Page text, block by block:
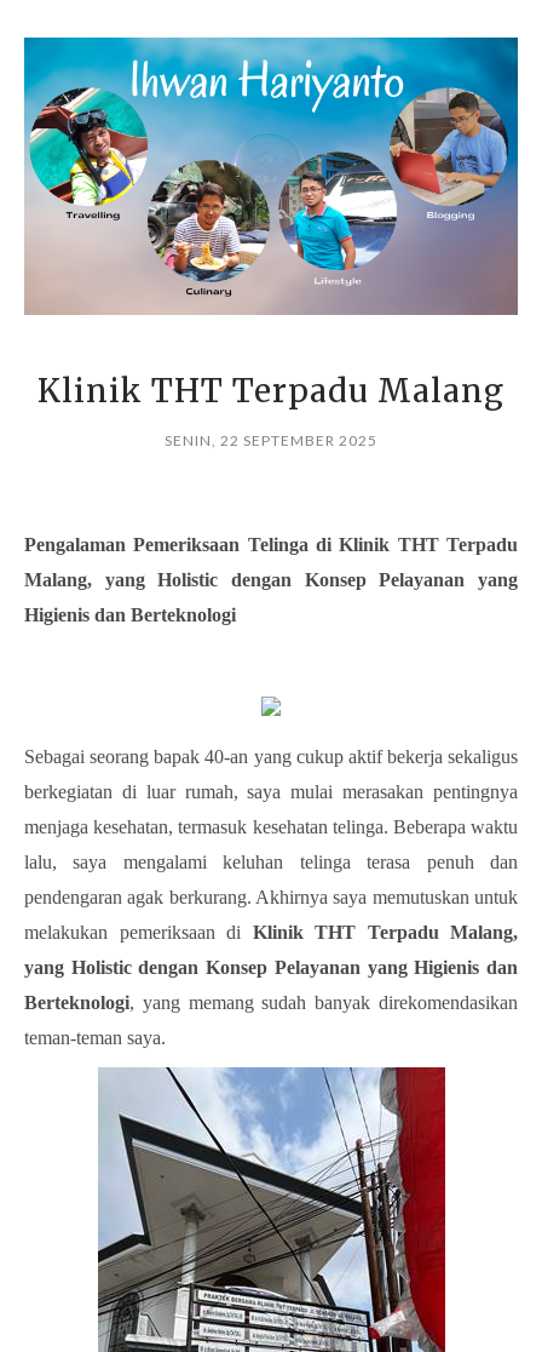
Klinik THT Terpadu Malang
SENIN, 22 SEPTEMBER 2025
Pengalaman Pemeriksaan Telinga di Klinik THT Terpadu
Malang, yang Holistic dengan Konsep Pelayanan yang
Higienis dan Berteknologi
Sebagai seorang bapak 40-an yang cukup aktif bekerja sekaligus
berkegiatan di luar rumah, saya mulai merasakan pentingnya
menjaga kesehatan, termasuk kesehatan telinga. Beberapa waktu
lalu, saya mengalami keluhan telinga terasa penuh dan
pendengaran agak berkurang. Akhirnya saya memutuskan untuk
melakukan pemeriksaan di Klinik THT Terpadu Malang,
yang Holistic dengan Konsep Pelayanan yang Higienis dan
Berteknologi, yang memang sudah banyak direkomendasikan
teman-teman saya.